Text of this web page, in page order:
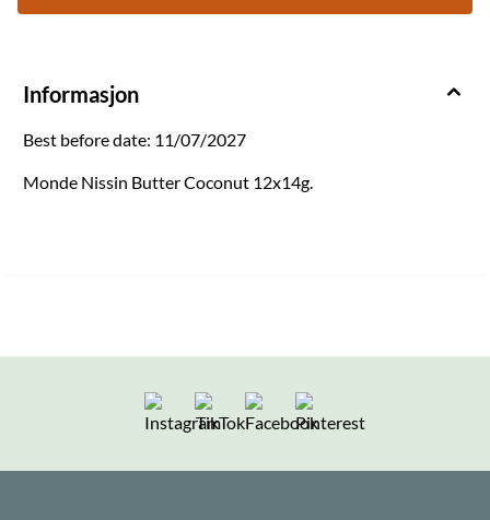
Informasjon
Best before date: 11/07/2027
Monde Nissin Butter Coconut 12x14g.
Følg oss på Instagram
Følg oss på TikTok
Følg oss på Facebook